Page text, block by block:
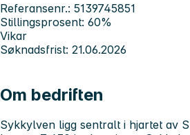
Referansenr.: 5139745851
Stillingsprosent: 60%
Vikar
Søknadsfrist: 21.06.2026
Om bedriften
Sykkylven ligg sentralt i hjartet av